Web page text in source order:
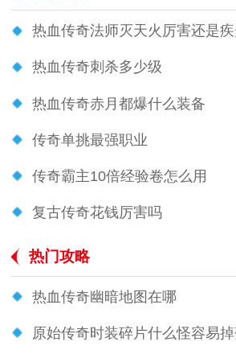
热血传奇法师灭天火厉害还是
热血传奇刺杀多少级
热血传奇赤月都爆什么装备
传奇单挑最强职业
传奇霸主10倍经验卷怎么用
复古传奇花钱厉害吗
热门攻略
热血传奇幽暗地图在哪
原始传奇时装碎片什么怪容易